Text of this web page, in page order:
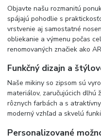
Objavte našu rozmanitú
spájajú pohodlie s
vrstvenie aj samostatné
obliekanie a výmenu počas
renomovaných značiek ako
Funkčný dizajn a
Naše mikiny so zipsom sú
materiálov, zaručujúcich dlhú
rôznych farbách a s
moderný vzhľad a skvelú
Personalizované